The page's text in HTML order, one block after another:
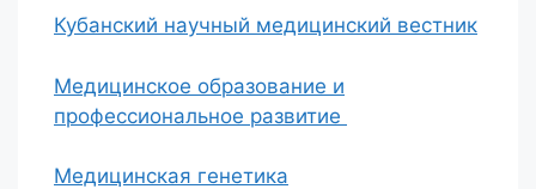
Кубанский научный медицинский вестник
Медицинское образование и
профессиональное развитие
Медицинская генетика